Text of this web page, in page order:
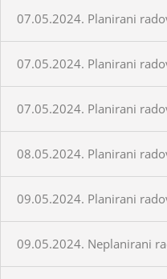
07.05.2024. Planirani
07.05.2024. Planirani
07.05.2024. Planirani
08.05.2024. Planirani
09.05.2024. Planirani
09.05.2024. Neplanirani